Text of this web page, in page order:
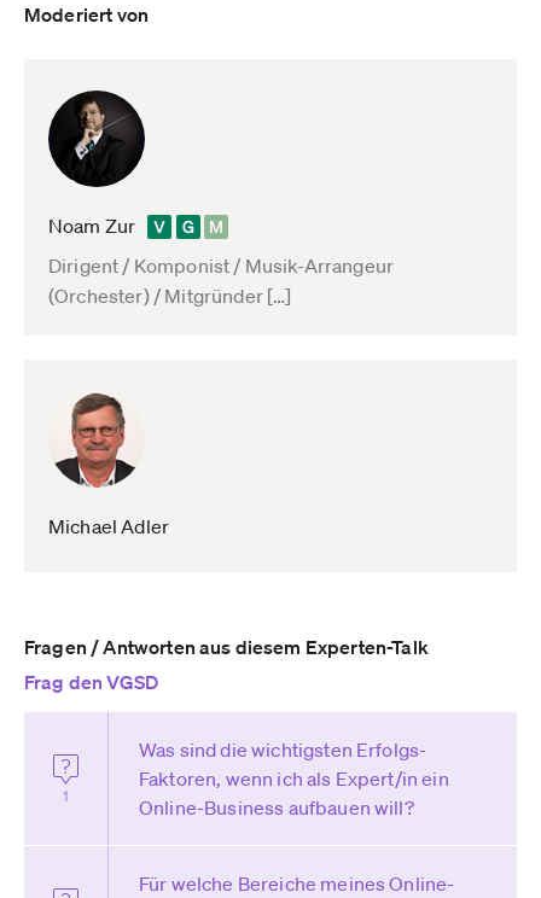
Moderiert von
Noam Zur
Dirigent / Komponist / Musik-Arrangeur
(Orchester) / Mitgründer […]
Michael Adler
Fragen / Antworten aus diesem Experten-Talk
Frag den VGSD
1
Was sind die wichtigsten Erfolgs-
Faktoren, wenn ich als Expert/in ein
Online-Business aufbauen will?
Für welche Bereiche meines Online-